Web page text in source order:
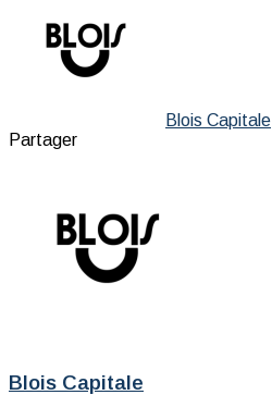
Blois Capitale
Facebook
Linkedin
Messenger
Messenger
WhatsApp
Telegram
Partager
Imprimer
Partager
Blois Capitale